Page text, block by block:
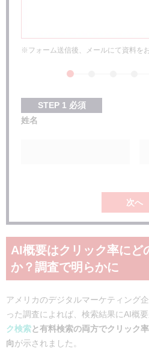
※フォーム送信後、メールにて資料を
STEP 1 必須
姓名
次へ
AI概要はクリック率にど
か？調査で明らかに
アメリカのデジタルマーケティング
った調査によれば、検索結果にAI概要
ク検索と有料検索の両方でクリック
向が示されました。